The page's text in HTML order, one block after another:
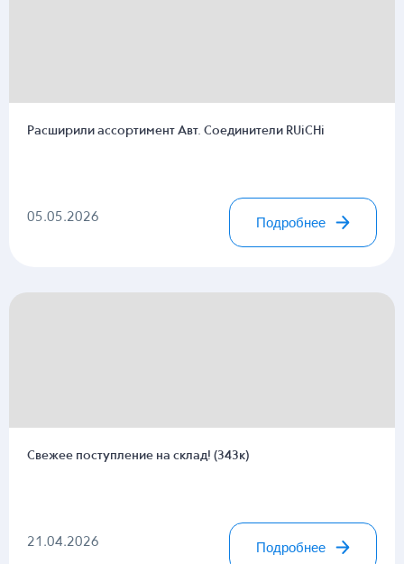
Расширили ассортимент Авт. Соединители RUiCHi
05.05.2026 Подробнее
Свежее поступление на склад! (343к)
21.04.2026 Подробнее